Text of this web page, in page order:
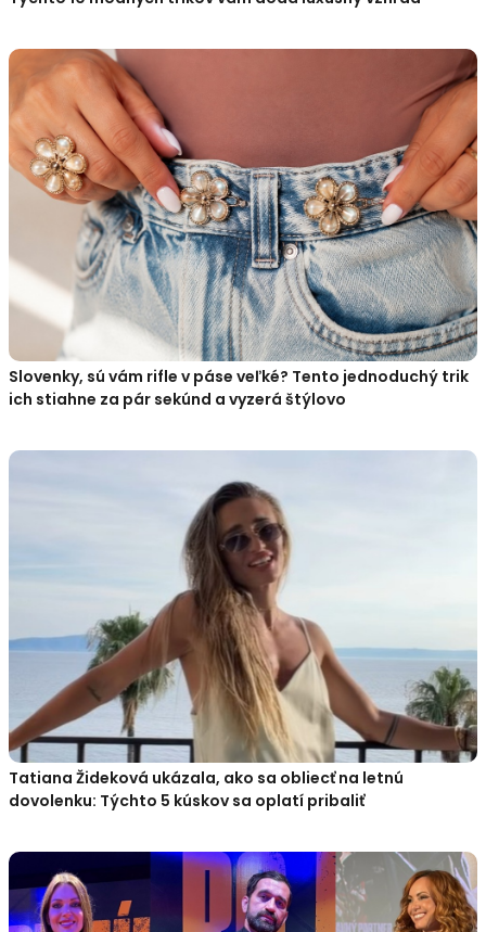
Slovenky, sú vám rifle v páse veľké? Tento jednoduchý trik
ich stiahne za pár sekúnd a vyzerá štýlovo
Tatiana Žideková ukázala, ako sa obliecť na letnú
dovolenku: Týchto 5 kúskov sa oplatí pribaliť